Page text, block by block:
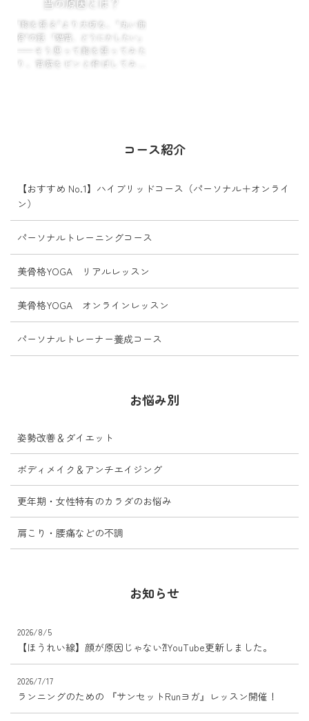
当の原因とは？
"胸を張る"より大切な、"丸い肋
骨"の話 「猫背、どうにかしたい」
——そう思って胸を張ってみた
り、背筋をピンと伸ばしてみた
コース紹介
【おすすめ No.1】ハイブリッドコース（パーソナル＋オンライ
ン）
パーソナルトレーニングコース
美骨格YOGA リアルレッスン
美骨格YOGA オンラインレッスン
パーソナルトレーナー養成コース
お悩み別
姿勢改善＆ダイエット
ボディメイク＆アンチエイジング
更年期・女性特有のカラダのお悩み
肩こり・腰痛などの不調
お知らせ
2026/8/5
【ほうれい線】顔が原因じゃない⁈YouTube更新しました。
2026/7/17
ランニングのための 『サンセットRunヨガ』レッスン開催！